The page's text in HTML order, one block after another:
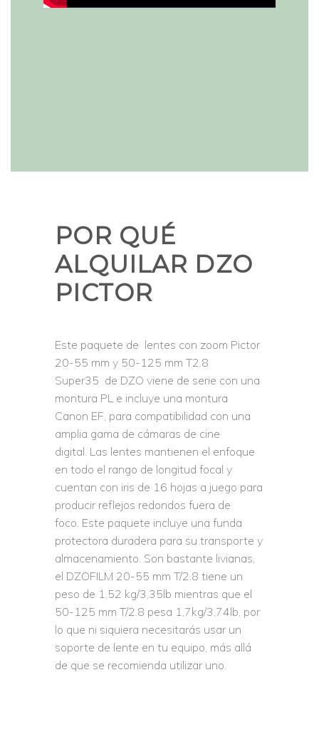
POR QUÉ
ALQUILAR DZO
PICTOR
Este paquete de lentes con zoom Pictor
20-55 mm y 50-125 mm T2.8
Super35 de DZO viene de serie con una
montura PL e incluye una montura
Canon EF, para compatibilidad con una
amplia gama de cámaras de cine
digital. Las lentes mantienen el enfoque
en todo el rango de longitud focal y
cuentan con iris de 16 hojas a juego para
producir reflejos redondos fuera de
foco. Este paquete incluye una funda
protectora duradera para su transporte y
almacenamiento. Son bastante livianas,
el DZOFILM 20-55 mm T/2.8 tiene un
peso de 1,52 kg/3,35lb mientras que el
50-125 mm T/2.8 pesa 1,7kg/3,74lb, por
lo que ni siquiera necesitarás usar un
soporte de lente en tu equipo, más allá
de que se recomienda utilizar uno.